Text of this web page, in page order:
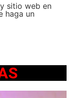
sitio web en
haga un